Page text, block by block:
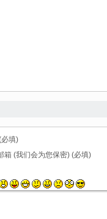
必填)
箱 (我们会为您保密) (必填)